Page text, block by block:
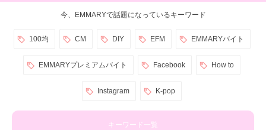
今、EMMARYで話題になっているキーワード
100均 CM DIY EFM EMMARYバイト
EMMARYプレミアムバイト Facebook How to
Instagram K-pop
キーワード一覧